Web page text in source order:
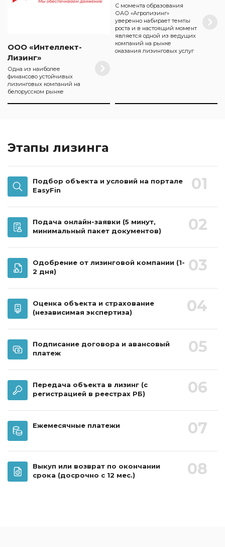
ООО «Интеллект-
Лизинг»
Одна из наиболее
финансово устойчивых
лизинговых компаний на
белорусском рынке
С момента образования
ОАО «Агролизинг»
уверенно набирает темпы
роста и в настоящий момент
является одной из ведущих
компаний на рынке
оказания лизинговых услуг
Этапы лизинга
01
Подбор объекта и условий на портале
EasyFin
02
Подача онлайн-заявки (5 минут,
минимальный пакет документов)
03
Одобрение от лизинговой компании (1-
2 дня)
04
Оценка объекта и страхование
(независимая экспертиза)
05
Подписание договора и авансовый
платеж
06
Передача объекта в лизинг (с
регистрацией в реестрах РБ)
07
Ежемесячные платежи
08
Выкуп или возврат по окончании
срока (досрочно с 12 мес.)